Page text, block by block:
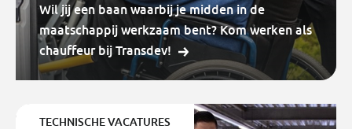
Wil jij een baan waarbij je midden in de
maatschappij werkzaam bent? Kom werken als
chauffeur bij Transdev!
TECHNISCHE VACATURES